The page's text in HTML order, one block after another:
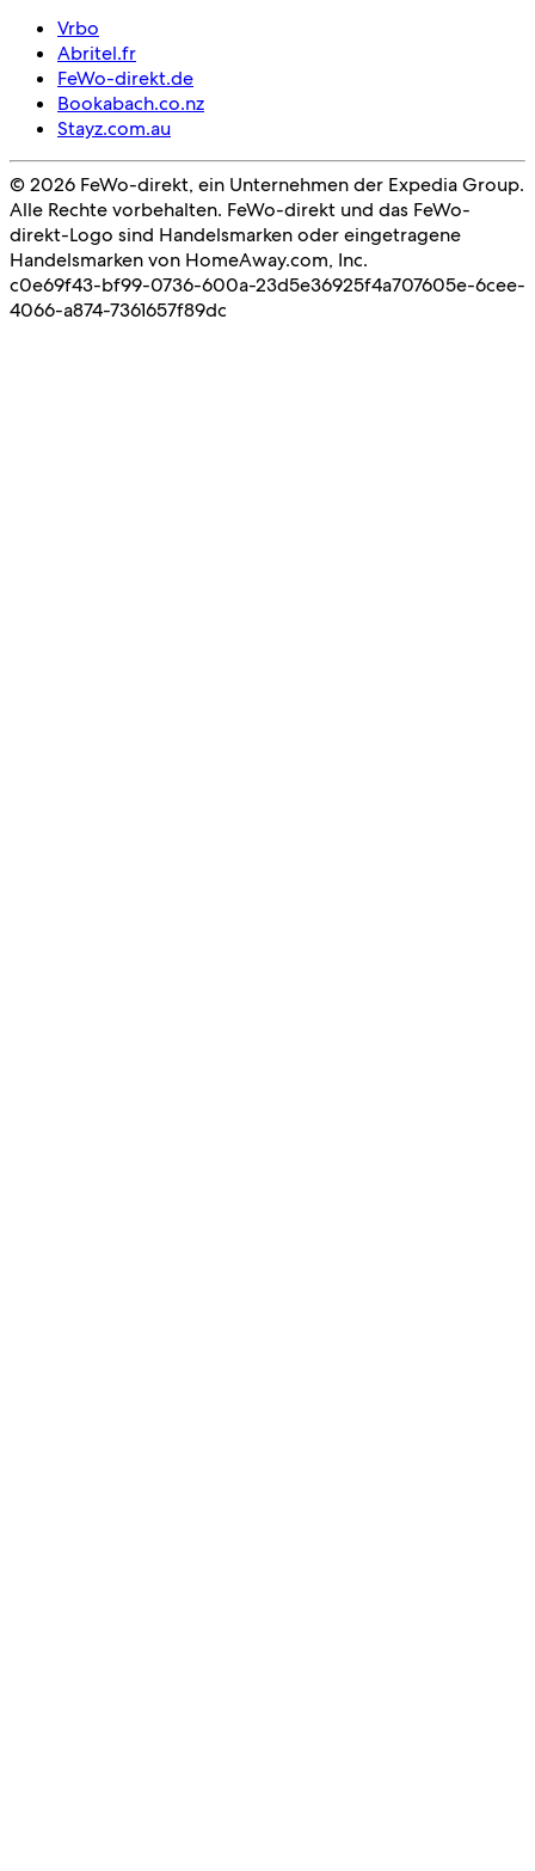
Vrbo
Abritel.fr
FeWo-direkt.de
Bookabach.co.nz
Stayz.com.au
© 2026 FeWo-direkt, ein Unternehmen der Expedia Group.
Alle Rechte vorbehalten. FeWo-direkt und das FeWo-
direkt-Logo sind Handelsmarken oder eingetragene
Handelsmarken von HomeAway.com, Inc.
c0e69f43-bf99-0736-600a-23d5e36925f4a707605e-6cee-
4066-a874-7361657f89dc